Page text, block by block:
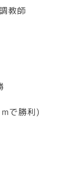
教師
で勝利)